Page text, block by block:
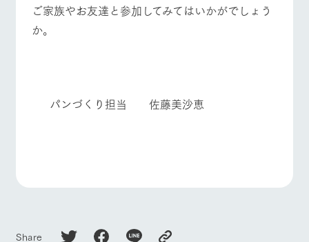
ご家族やお友達と参加してみてはいかがでしょう
か。
パンづくり担当 佐藤美沙恵
Share